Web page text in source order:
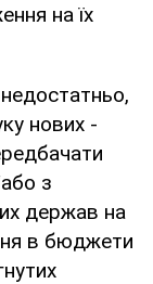
на їх
нових -
з
держав на
в бюджети